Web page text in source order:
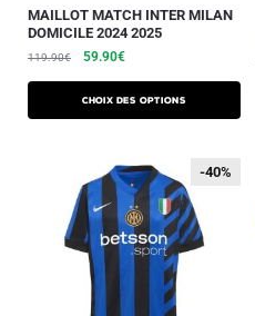
MAILLOT MATCH INTER MILAN
DOMICILE 2024 2025
119.90€ 59.90€
Choix des options
-40%
-40%